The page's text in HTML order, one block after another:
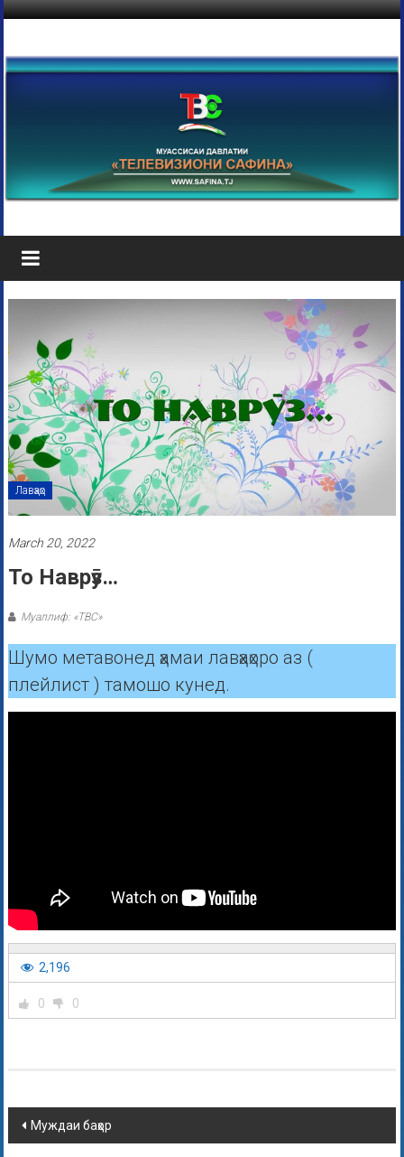
Лавҳаҳо
March 20, 2022
То Наврӯз…
Муаллиф: «ТВС»
Шумо метавонед ҳамаи лавҳаҳоро аз (
плейлист ) тамошо кунед.
2,196
0 0
Муждаи баҳор